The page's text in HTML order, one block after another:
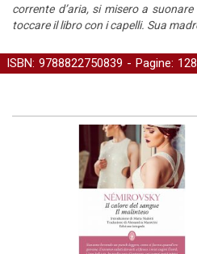
corrente d’aria, si misero a
toccare il libro con i capelli. Sua
ISBN: 9788822750839 - Pagine: